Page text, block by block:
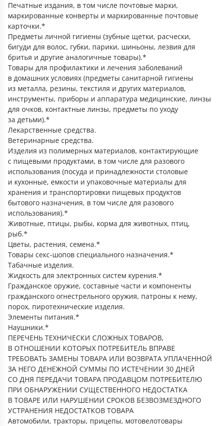
Печатные издания, в том числе почтовые марки,
маркированные конверты и маркированные почтовые
карточки.*
Предметы личной гигиены (зубные щетки, расчески,
бигуди для волос, губки, парики, шиньоны, лезвия для
бритья и другие аналогичные товары).*
Товары для профилактики и лечения заболеваний
в домашних условиях (предметы санитарной гигиены
из металла, резины, текстиля и других материалов,
инструменты, приборы и аппаратура медицинские, линзы
для очков, контактные линзы, предметы по уходу
за детьми).*
Лекарственные средства.
Ветеринарные средства.
Изделия из полимерных материалов, контактирующие
с пищевыми продуктами, в том числе для разового
использования (посуда и принадлежности столовые
и кухонные, емкости и упаковочные материалы для
хранения и транспортировки пищевых продуктов
бытового назначения, в том числе для разового
использования).*
Животные, птицы, рыбы, корма для животных, птиц,
рыб.*
Цветы, растения, семена.*
Товары секс-шопов специального назначения.*
Табачные изделия.
Жидкость для электронных систем курения.*
Гражданское оружие, составные части и компоненты
гражданского огнестрельного оружия, патроны к нему,
порох, пиротехнические изделия.
Элементы питания.*
Наушники.*
ПЕРЕЧЕНЬ ТЕХНИЧЕСКИ СЛОЖНЫХ ТОВАРОВ,
В ОТНОШЕНИИ КОТОРЫХ ПОТРЕБИТЕЛЬ ВПРАВЕ
ТРЕБОВАТЬ ЗАМЕНЫ ТОВАРА ИЛИ ВОЗВРАТА УПЛАЧЕННОЙ
ЗА НЕГО ДЕНЕЖНОЙ СУММЫ ПО ИСТЕЧЕНИИ 30 ДНЕЙ
СО ДНЯ ПЕРЕДАЧИ ТОВАРА ПРОДАВЦОМ ПОТРЕБИТЕЛЮ
ПРИ ОБНАРУЖЕНИИ СУЩЕСТВЕННОГО НЕДОСТАТКА
В ТОВАРЕ ИЛИ НАРУШЕНИИ СРОКОВ БЕЗВОЗМЕЗДНОГО
УСТРАНЕНИЯ НЕДОСТАТКОВ ТОВАРА
Автомобили, тракторы, прицепы, мотовелотовары